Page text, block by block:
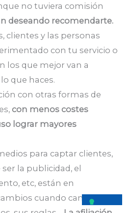
no tuviera comisión
deseando recomendarte.
clientes y las personas
con tu servicio o
los que mejor van a
que haces.
con otras formas de
con menos costes
lograr mayores
para captar clientes,
la publicidad, el
etc, están en
cuando cambian